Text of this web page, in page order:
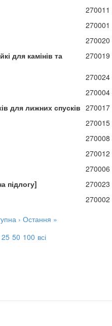
270011
270001
270020
для камінів та
270019
270024
270004
для лижних спусків 270017
270015
270008
270012
270006
підлогу]
270023
270002
› Остання »
25 50 100 всі